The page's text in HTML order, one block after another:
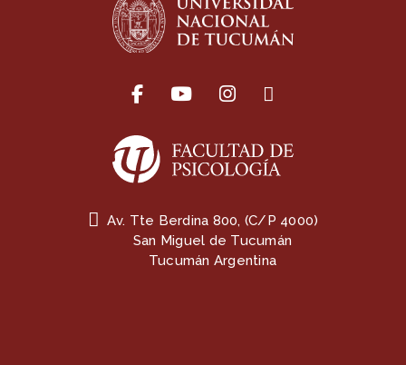
Av. Tte Berdina 800, (C/P 4000)
San Miguel de Tucumán
Tucumán Argentina